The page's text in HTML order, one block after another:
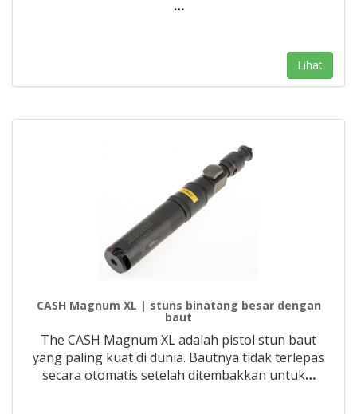
…
Lihat
CASH Magnum XL | stuns binatang besar dengan
baut
The CASH Magnum XL adalah pistol stun baut
yang paling kuat di dunia. Bautnya tidak terlepas
secara otomatis setelah ditembakkan untuk…